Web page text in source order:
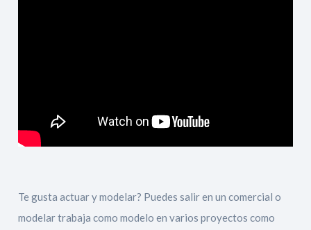
Te gusta actuar y modelar? Puedes salir en un comercial o
modelar trabaja como modelo en varios proyectos como